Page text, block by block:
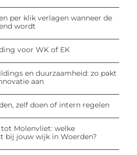
per klik verlagen wanneer de
wordt
voor WK of EK
en duurzaamheid: zo pakt
aan
zelf doen of intern regelen
tot Molenvliet: welke
bij jouw wijk in Woerden?